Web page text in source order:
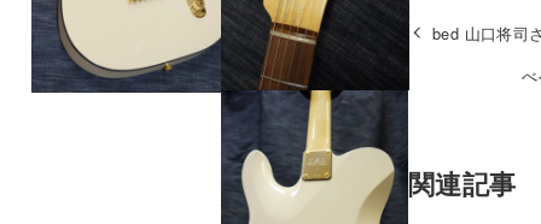
bed 山口将司
関連記事